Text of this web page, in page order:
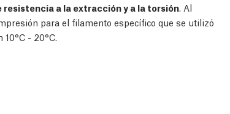
a la extracción y a la torsión. Al
para el filamento específico que se utilizó
- 20°C.